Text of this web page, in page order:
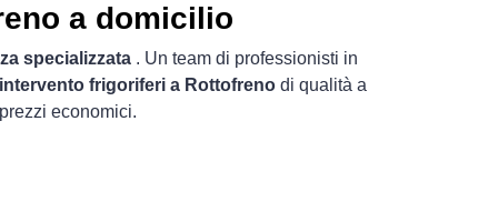
a domicilio
specializzata . Un team di professionisti in
frigoriferi a Rottofrenodi qualità a
prezzi economici.